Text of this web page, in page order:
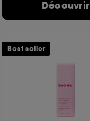
Découvrir
Best seller